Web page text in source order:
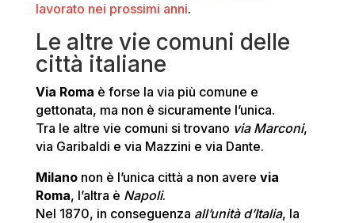
lavorato nei prossimi anni.
Le altre vie comuni delle
città italiane
Via Roma è forse la via più comune e
gettonata, ma non è sicuramente l’unica.
Tra le altre vie comuni si trovano via Marconi,
via Garibaldi e via Mazzini e via Dante.
Milano non è l’unica città a non avere via
Roma, l’altra è Napoli.
Nel 1870, in conseguenza all’unità d’Italia, la